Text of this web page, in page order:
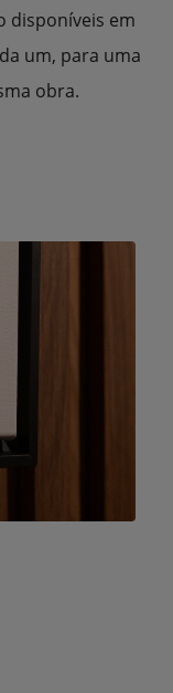
disponíveis em
um, para uma
obra.